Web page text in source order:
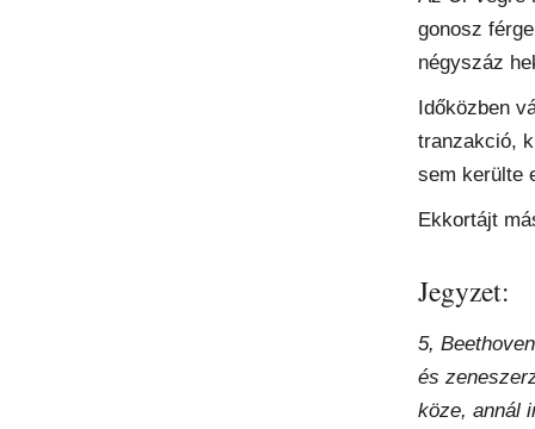
gonosz
négyszáz
Időközben
tranzakció,
sem kerülte
Ekkortájt
Jegyzet:
5,
és
köze, annál